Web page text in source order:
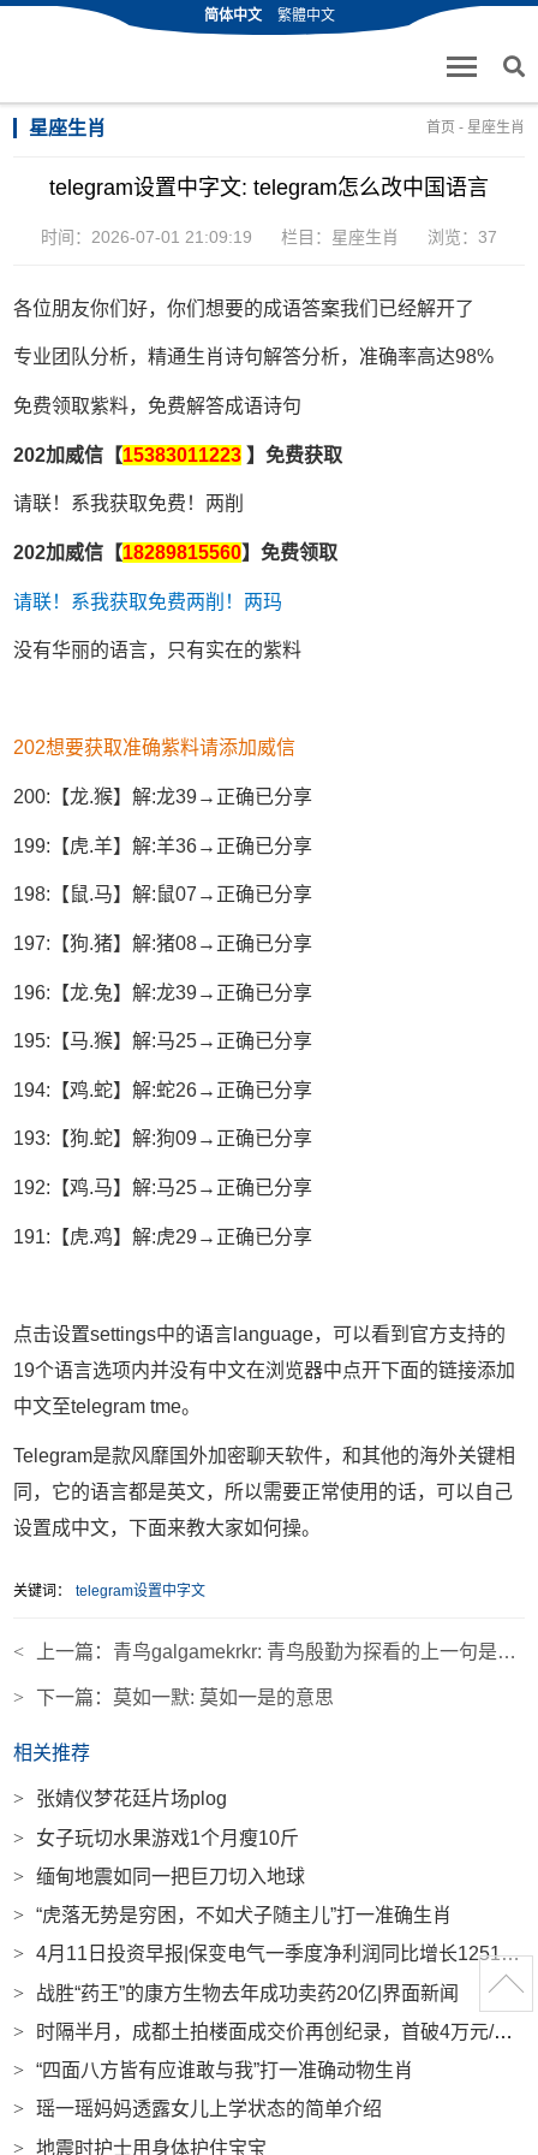
简体中文 繁體中文
星座生肖 首页 - 星座生肖
telegram设置中字文: telegram怎么改中国语言
时间：2026-07-01 21:09:19 栏目： 星座生肖 浏览：37
各位朋友你们好，你们想要的成语答案我们已经解开了
专业团队分析，精通生肖诗句解答分析，准确率高达98%
免费领取紫料，免费解答成语诗句
202加威信【15383011223 】免费获取
请联！系我获取免费！两削
202加威信【18289815560】免费领取
请联！系我获取免费两削！两玛
没有华丽的语言，只有实在的紫料
202想要获取准确紫料请添加威信
200:【龙.猴】解:龙39→正确已分享
199:【虎.羊】解:羊36→正确已分享
198:【鼠.马】解:鼠07→正确已分享
197:【狗.猪】解:猪08→正确已分享
196:【龙.兔】解:龙39→正确已分享
195:【马.猴】解:马25→正确已分享
194:【鸡.蛇】解:蛇26→正确已分享
193:【狗.蛇】解:狗09→正确已分享
192:【鸡.马】解:马25→正确已分享
191:【虎.鸡】解:虎29→正确已分享
点击设置settings中的语言language，可以看到官方支持的
19个语言选项内并没有中文在浏览器中点开下面的链接添加
中文至telegram tme。
Telegram是款风靡国外加密聊天软件，和其他的海外关键相
同，它的语言都是英文，所以需要正常使用的话，可以自己
设置成中文，下面来教大家如何操。
关键词： telegram设置中字文
< 上一篇： 青鸟galgamekrkr: 青鸟殷勤为探看的上一句是什么
> 下一篇： 莫如一默: 莫如一是的意思
相关推荐
>
张婧仪梦花廷片场plog
>
女子玩切水果游戏1个月瘦10斤
>
缅甸地震如同一把巨刀切入地球
>
“虎落无势是穷困，不如犬子随主儿”打一准确生肖
>
4月11日投资早报|保变电气一季度净利润同比增长1251%，紫金矿业已完成10亿元回购计划，今日一只新股上市|界面新闻 · 证券
>
战胜“药王”的康方生物去年成功卖药20亿|界面新闻
>
时隔半月，成都土拍楼面成交价再创纪录，首破4万元/平方米|界面新闻 · 地产
>
“四面八方皆有应谁敢与我”打一准确动物生肖
>
瑶一瑶妈妈透露女儿上学状态的简单介绍
>
地震时护士用身体护住宝宝